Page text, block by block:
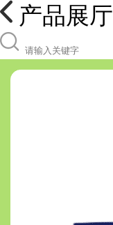
产品展厅